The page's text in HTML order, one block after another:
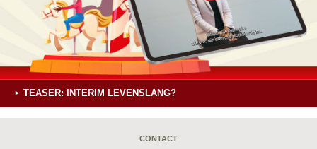
TEASER: INTERIM LEVENSLANG?
CONTACT